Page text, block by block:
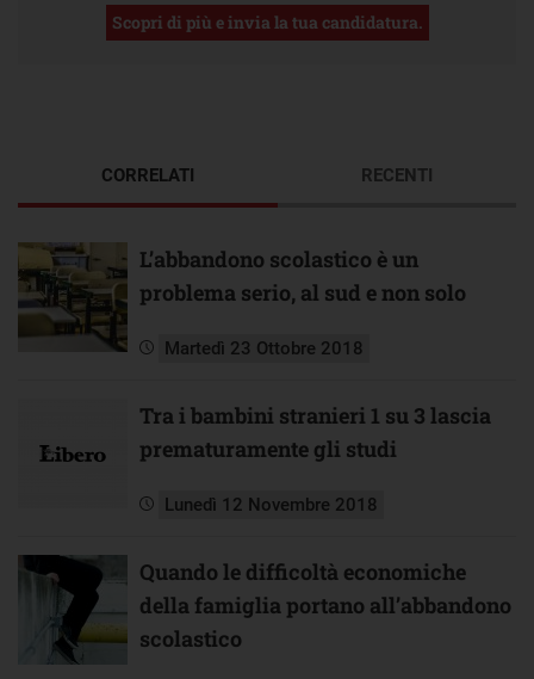
Scopri di più e invia la tua candidatura.
CORRELATI
L’abbandono scolastico è un
problema serio, al sud e non solo
Martedì 23 Ottobre 2018
Tra i bambini stranieri 1 su 3 lascia
prematuramente gli studi
Lunedì 12 Novembre 2018
Quando le difficoltà economiche
della famiglia portano all’abbandono
scolastico
RECENTI